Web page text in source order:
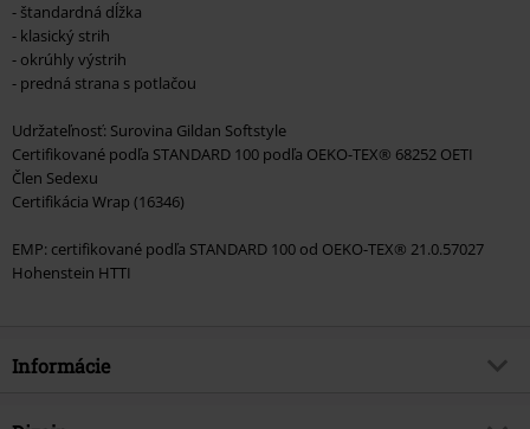
- štandardná dĺžka
- klasický strih
- okrúhly výstrih
- predná strana s potlačou
Udržateľnosť: Surovina Gildan Softstyle
Certifikované podľa STANDARD 100 podľa OEKO-TEX® 68252 OETI
Člen Sedexu
Certifikácia Wrap (16346)
EMP: certifikované podľa STANDARD 100 od OEKO-TEX® 21.0.57027
Hohenstein HTTI
Informácie
Tovar č.